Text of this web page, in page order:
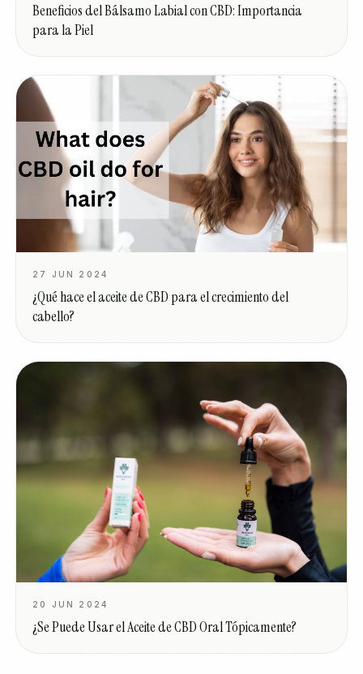
Beneficios del Bálsamo Labial con CBD: Importancia
para la Piel
27 JUN 2024
¿Qué hace el aceite de CBD para el crecimiento del
cabello?
20 JUN 2024
¿Se Puede Usar el Aceite de CBD Oral Tópicamente?